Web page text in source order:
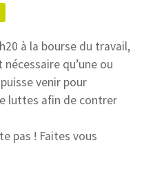
à la bourse du travail,
qu’une ou
venir pour
luttes afin de contrer
pas ! Faites vous